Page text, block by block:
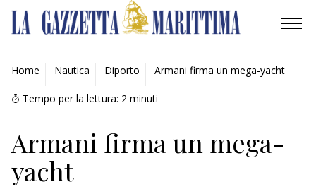
AMBIENTE
MOBILITÀ
INDUSTRIA
RICERCA
Home Nautica Diporto Armani firma un mega-yacht
Tempo per la lettura: 2 minuti
Armani firma un mega-
yacht